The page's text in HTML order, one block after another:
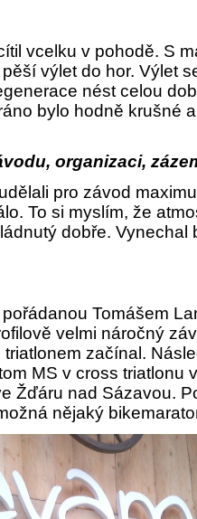
vcelku v pohodě. S
výlet do hor. Výlet
nést celou
bylo hodně krušné
organizaci,
pro závod
To si myslím, že
dobře. Vynechal
Tomášem
velmi náročný
začínal.
MS v cross triatlonu
Žďáru nad Sázavou.
nějaký